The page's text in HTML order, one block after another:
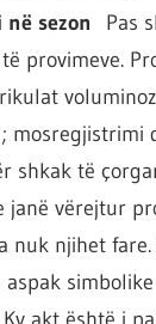
në sezon
Pas
provimeve.
mosregjistrimi
shkak të
janë vërejtur
nuk njihet